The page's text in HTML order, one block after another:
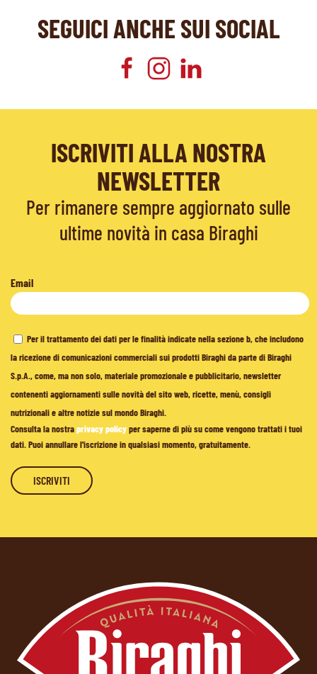
SEGUICI ANCHE SUI SOCIAL
ISCRIVITI ALLA NOSTRA
NEWSLETTER
Per rimanere sempre aggiornato sulle
ultime novità in casa Biraghi
Email
Per il trattamento dei dati per le finalità indicate nella sezione b, che includono
la ricezione di comunicazioni commerciali sui prodotti Biraghi da parte di Biraghi
S.p.A., come, ma non solo, materiale promozionale e pubblicitario, newsletter
contenenti aggiornamenti sulle novità del sito web, ricette, menù, consigli
nutrizionali e altre notizie sul mondo Biraghi.
Consulta la nostraprivacy policyper saperne di più su come vengono trattati i tuoi
dati. Puoi annullare l'iscrizione in qualsiasi momento, gratuitamente.